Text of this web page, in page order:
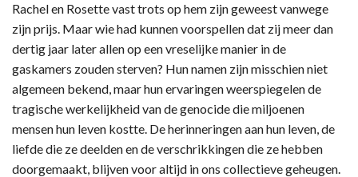
Rachel en Rosette vast trots op hem zijn geweest vanwege
zijn prijs. Maar wie had kunnen voorspellen dat zij meer dan
dertig jaar later allen op een vreselijke manier in de
gaskamers zouden sterven? Hun namen zijn misschien niet
algemeen bekend, maar hun ervaringen weerspiegelen de
tragische werkelijkheid van de genocide die miljoenen
mensen hun leven kostte. De herinneringen aan hun leven, de
liefde die ze deelden en de verschrikkingen die ze hebben
doorgemaakt, blijven voor altijd in ons collectieve geheugen.